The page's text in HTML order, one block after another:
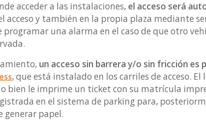
acceder a las instalaciones, el acceso será
acceso y también en la propia plaza mediante
una alarma en el caso de que otro
un acceso sin barrera y/o sin fricción es
, que está instalado en los carriles de acceso. El
bien le imprime un ticket con su matrícula
en el sistema de parking para,
generar papel.